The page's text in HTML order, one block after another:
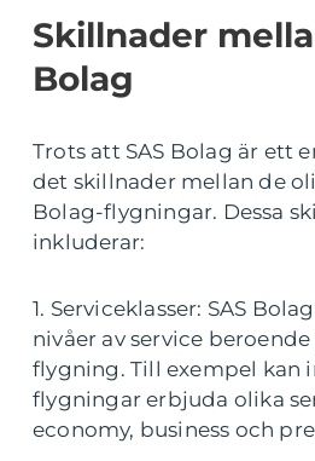
Skillnader
Bolag
Trots att SAS Bolag är ett
det skillnader mellan de
Bolag-flygningar. Dessa
inkluderar:
1. Serviceklasser: SAS
nivåer av service
flygning. Till exempel kan
flygningar erbjuda olika
economy, business och